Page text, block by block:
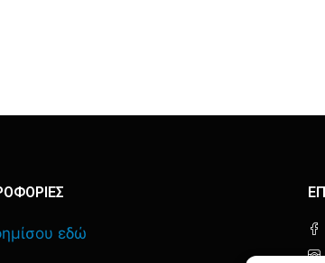
εδώ